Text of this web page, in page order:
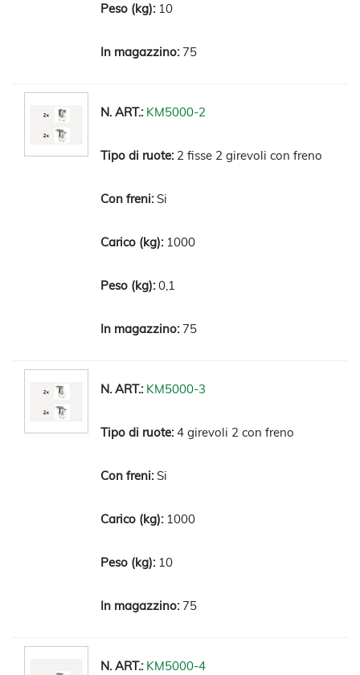
10
75
KM5000-2
2 fisse 2 girevoli con freno
Si
1000
0,1
75
KM5000-3
4 girevoli 2 con freno
Si
1000
10
75
KM5000-4